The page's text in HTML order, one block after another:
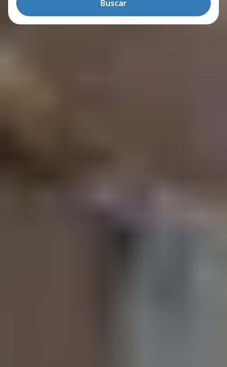
Buscar